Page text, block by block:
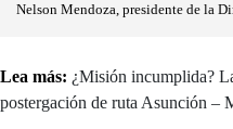
Nelson Mendoza, presidente de la
Lea más: ¿Misión incumplida?
postergación de ruta Asunción –